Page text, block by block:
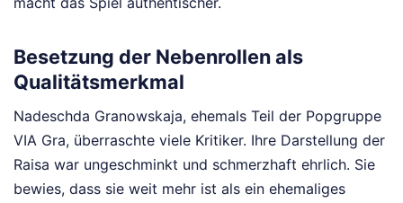
Besetzung der Nebenrollen als
Qualitätsmerkmal
Nadeschda Granowskaja, ehemals Teil der Popgruppe
VIA Gra, überraschte viele Kritiker. Ihre Darstellung der
Raisa war ungeschminkt und schmerzhaft ehrlich. Sie
bewies, dass sie weit mehr ist als ein ehemaliges